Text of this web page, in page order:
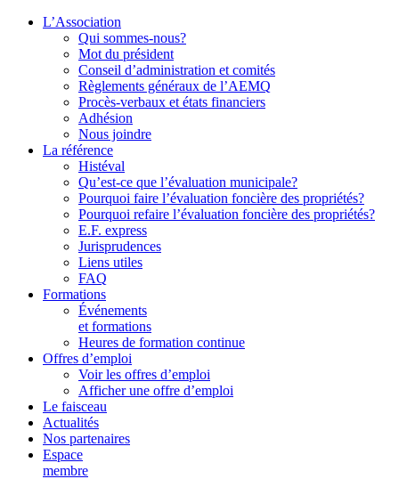
L’Association
Qui sommes-nous?
Mot du président
Conseil d’administration et comités
Règlements généraux de l’AEMQ
Procès-verbaux et états financiers
Adhésion
Nous joindre
La référence
Histéval
Qu’est-ce que l’évaluation municipale?
Pourquoi faire l’évaluation foncière des propriétés?
Pourquoi refaire l’évaluation foncière des propriétés?
E.F. express
Jurisprudences
Liens utiles
FAQ
Formations
Événements
et formations
Heures de formation continue
Offres d’emploi
Voir les offres d’emploi
Afficher une offre d’emploi
Le faisceau
Actualités
Nos partenaires
Espace
membre